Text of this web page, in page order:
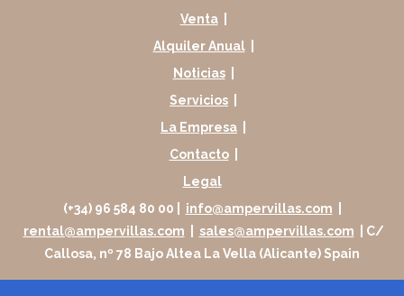
Venta
Alquiler Anual
Noticias
Servicios
La Empresa
Contacto
Legal
(+34) 96 584 80 00 |
info@ampervillas.com
rental@ampervillas.com
sales@ampervillas.com
| C/
Callosa, nº 78 Bajo Altea La Vella (Alicante) Spain